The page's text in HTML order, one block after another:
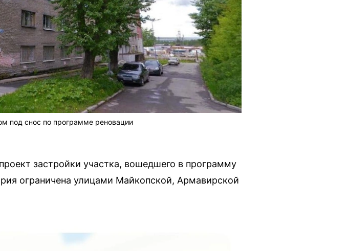
под снос по программе реновации
застройки участка, вошедшего в программу
ограничена улицами Майкопской, Армавирской